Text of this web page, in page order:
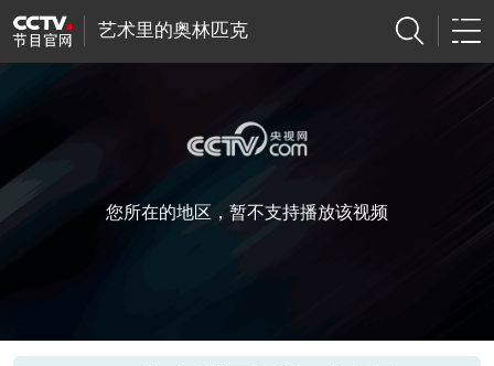
艺术里的奥林匹克
您所在的地区，暂不支持播放该视频